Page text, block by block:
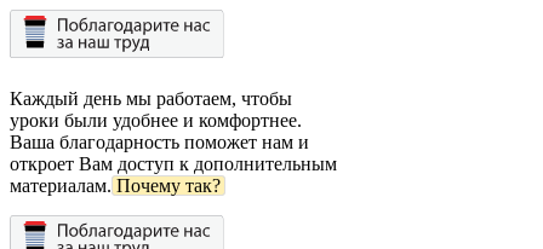
Каждый день мы работаем, чтобы
уроки были удобнее и комфортнее.
Ваша благодарность поможет нам и
откроет Вам доступ к дополнительным
материалам. Почему так?